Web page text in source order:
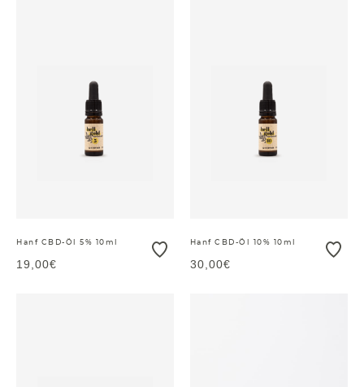
Hanf CBD-Öl 5% 10ml
19,00€
Hanf CBD-Öl 10% 10ml
30,00€